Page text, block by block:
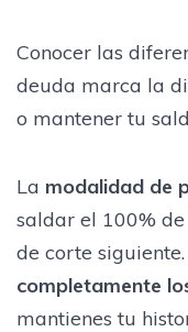
Conocer las
deuda marca la
o mantener tu
La modalidad de
saldar el 100%
de corte siguiente.
completamente
mantienes tu